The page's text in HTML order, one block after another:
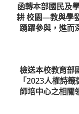
函轉本部國民及
耕 校園—教與學
踴躍參與，進而
檢送本校教育部
「2023人權詩
師培中心之相關